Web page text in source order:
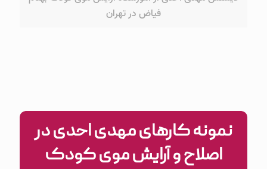
فیاض در تهران
نمونه کارهای مهدی احدی در
اصلاح و آرایش موی کودک